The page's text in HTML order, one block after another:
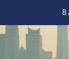
content
8